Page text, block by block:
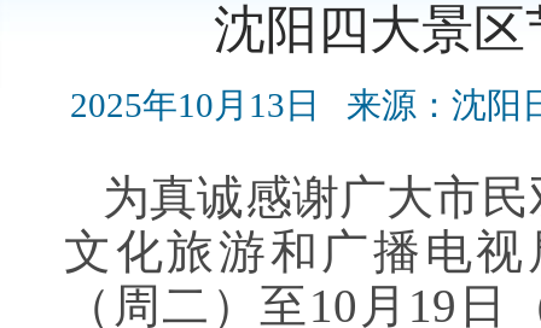
沈阳四大景
2025年10月13日 来源：沈阳
为真诚感谢广大市
文化旅游和广播电
（周二）至10月19